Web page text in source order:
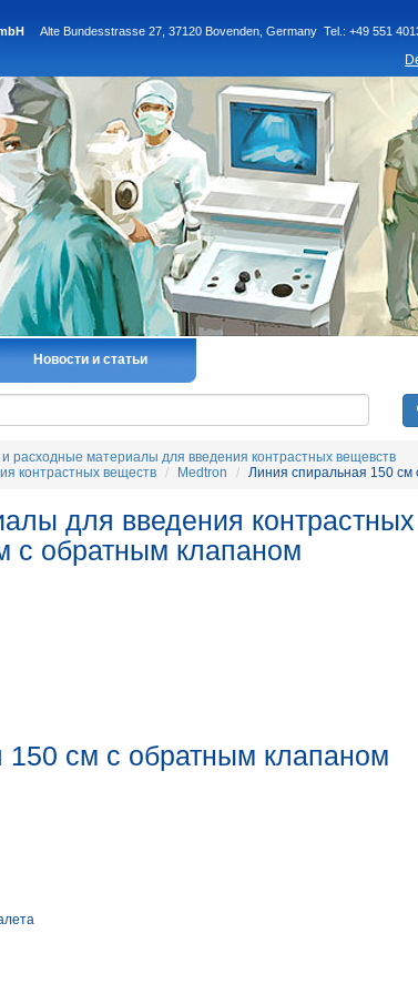
Alte Bundesstrasse 27, 37120 Bovenden, Germany Tel.: +49 551
Новости и статьи
расходные материалы для введения контрастных вещевств
контрастных веществ
Medtron Линия спиральная 150
для введения
с обратным клапаном
150 см с обратным клапаном